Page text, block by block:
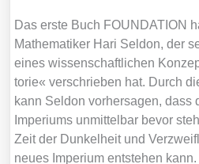
Das ers­te Buch FOUNDATION
Mathe­ma­ti­ker Hari Sel­don, der
eines wis­sen­schaft­li­chen
to­rie« ver­schrie­ben hat. Durch
kann Sel­don vor­her­sa­gen, dass
Impe­ri­ums unmit­tel­bar bevor
Zeit der Dun­kel­heit und
neu­es Impe­ri­um ent­ste­hen